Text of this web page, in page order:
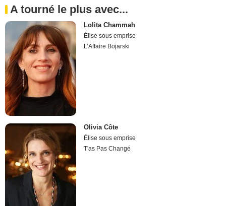
A tourné le plus avec...
Lolita Chammah
Élise sous emprise
L’Affaire Bojarski
Olivia Côte
Élise sous emprise
T'as Pas Changé